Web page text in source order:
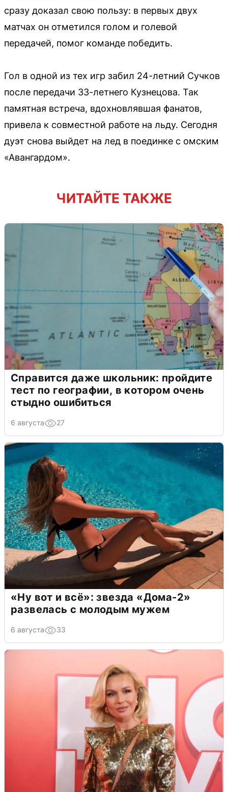
сразу доказал свою пользу: в первых двух
матчах он отметился голом и голевой
передачей, помог команде победить.
Гол в одной из тех игр забил 24-летний Сучков
после передачи 33-летнего Кузнецова. Так
памятная встреча, вдохновлявшая фанатов,
привела к совместной работе на льду. Сегодня
дуэт снова выйдет на лед в поединке с омским
«Авангардом».
ЧИТАЙТЕ ТАКЖЕ
Справится даже школьник: пройдите
тест по географии, в котором очень
стыдно ошибиться
6 августа 27
«Ну вот и всё»: звезда «Дома-2»
развелась с молодым мужем
6 августа 33